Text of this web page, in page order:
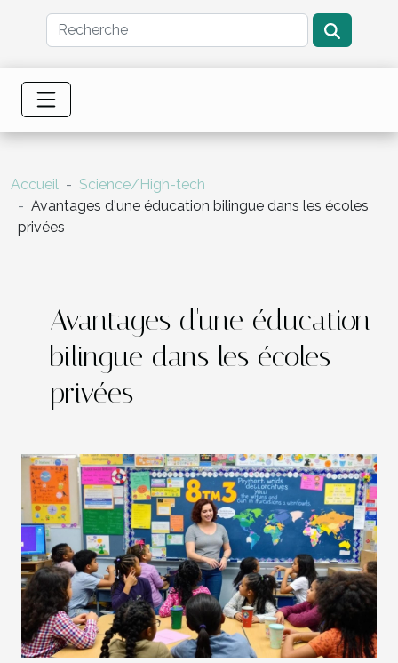
Accueil
Science/High-tech
Avantages d'une éducation bilingue dans les écoles
privées
Avantages d'une éducation
bilingue dans les écoles
privées